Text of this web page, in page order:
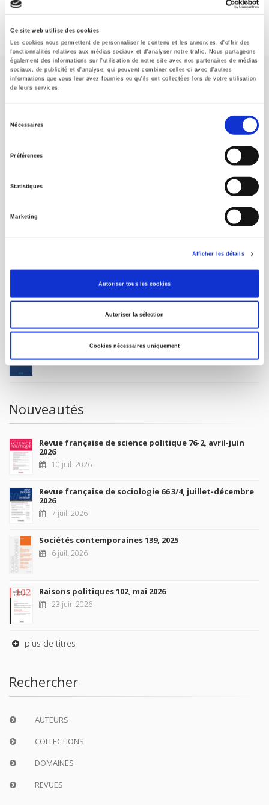
Ce site web utilise des cookies
Les cookies nous permettent de personnaliser le contenu et les annonces, d'offrir des
fonctionnalités relatives aux médias sociaux et d'analyser notre trafic. Nous partageons
également des informations sur l'utilisation de notre site avec nos partenaires de médias
sociaux, de publicité et d'analyse, qui peuvent combiner celles-ci avec d'autres
informations que vous leur avez fournies ou qu'ils ont collectées lors de votre utilisation
de leurs services.
Nécessaires
Préférences
Statistiques
Marketing
Afficher les détails
Autoriser tous les cookies
Autoriser la sélection
Cookies nécessaires uniquement
Maison d'édition dédiée aux sciences humaines et sociales, les
Presses de Sciences Po participent depuis leur création en 1976
à la transmission des savoirs et des idées
FOREIGN RIGHTS
MON COMPTE
La France et l'Union européenne
4 sept. 2026
Nouveautés
Revue française de science politique 76-2, avril-juin
2026
10 juil. 2026
Revue française de sociologie 66 3/4, juillet-décembre
2026
7 juil. 2026
Sociétés contemporaines 139, 2025
6 juil. 2026
Raisons politiques 102, mai 2026
23 juin 2026
plus de titres
Rechercher
AUTEURS
COLLECTIONS
DOMAINES
REVUES